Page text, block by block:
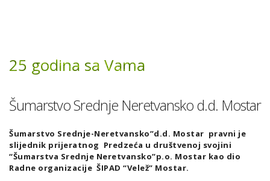
25 godina sa Vama
Šumarstvo Srednje Neretvansko d.d. Mostar
Šumarstvo Srednje-Neretvansko”d.d. Mostar pravni je
slijednik prijeratnog Predzeća u društvenoj svojini
“Šumarstva Srednje Neretvansko”p.o. Mostar kao dio
Radne organizacije ŠIPAD “Velež” Mostar.